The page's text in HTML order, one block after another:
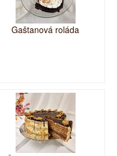
Gaštanová roláda